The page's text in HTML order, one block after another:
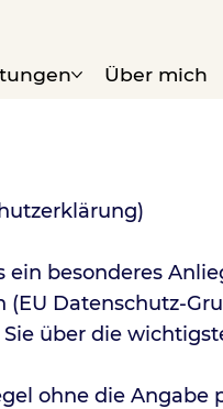
Über mich
besonderes
Datenschutz-
über die
ohne die